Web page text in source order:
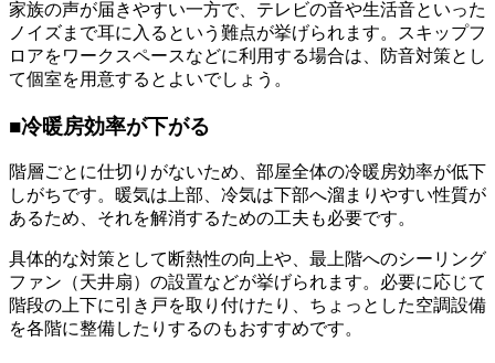
家族の声が届きやすい一方で、テレビの音や生活音といった
ノイズまで耳に入るという難点が挙げられます。スキップフ
ロアをワークスペースなどに利用する場合は、防音対策とし
て個室を用意するとよいでしょう。
■冷暖房効率が下がる
階層ごとに仕切りがないため、部屋全体の冷暖房効率が低下
しがちです。暖気は上部、冷気は下部へ溜まりやすい性質が
あるため、それを解消するための工夫も必要です。
具体的な対策として断熱性の向上や、最上階へのシーリング
ファン（天井扇）の設置などが挙げられます。必要に応じて
階段の上下に引き戸を取り付けたり、ちょっとした空調設備
を各階に整備したりするのもおすすめです。